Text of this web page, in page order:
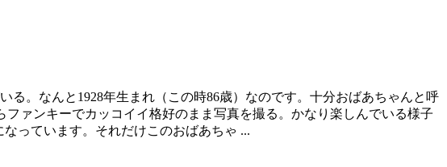
る。なんと1928年生まれ（この時86歳）なのです。十分おばあちゃんと呼
ァンキーでカッコイイ格好のまま写真を撮る。かなり楽しんでいる様子
っています。それだけこのおばあちゃ ...